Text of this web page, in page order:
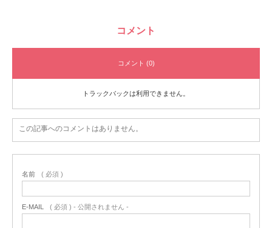
コメント
コメント (0)
トラックバックは利用できません。
この記事へのコメントはありません。
名前 ( 必須 )
E-MAIL ( 必須 ) - 公開されません -